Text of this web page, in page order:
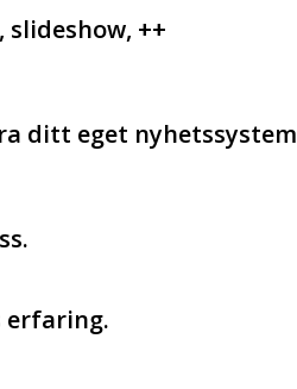
++
ditt eget nyhetssystem
erfaring.